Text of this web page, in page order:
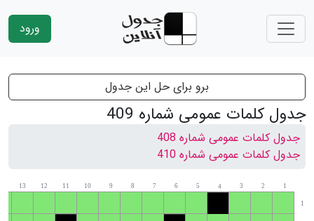
ورود
برو برای حل این جدول
جدول کلمات عمومی شماره 409
جدول کلمات عمومی شماره 408
جدول کلمات عمومی شماره 410
1
1
2
3
4
5
6
7
8
9
10
11
12
13